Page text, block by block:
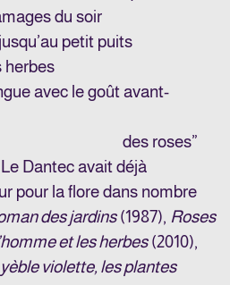
du soir
petit puits
herbes
avec le goût avant-
Dantec avait déjà
pour la flore dans nombre
des jardins(1987), Roses
et les herbes(2010),
violette, les plantes